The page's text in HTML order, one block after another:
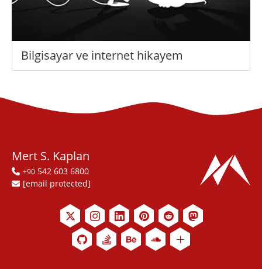
Bilgisayar ve internet hikayem
Mert S. Kaplan
+90 542 603 6800
[email protected]